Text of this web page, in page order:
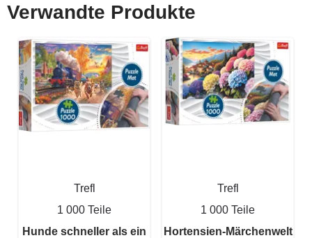
Verwandte Produkte
Trefl
1 000 Teile
Hunde schneller als ein
Trefl
1 000 Teile
Hortensien-Märchenwelt